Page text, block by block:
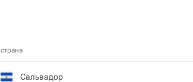
страна
Сальвадор